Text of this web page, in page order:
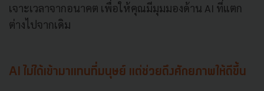
เจาะเวลาจากอนาคต เพื่อให้คุณมีมุมมองด้าน AI ที่แตก
ต่างไปจากเดิม
AI ไม่ได้เข้ามาแทนที่มนุษย์ แต่ช่วยดึงศักยภาพให้ดีขึ้น